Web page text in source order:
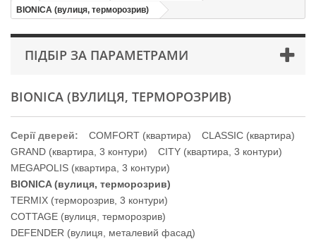
BIONICA (вулиця, терморозрив)
ПІДБІР ЗА ПАРАМЕТРАМИ
BIONICA (ВУЛИЦЯ, ТЕРМОРОЗРИВ)
Серії дверей: COMFORT (квартира)
CLASSIC (квартира)
GRAND (квартира, 3 контури)
CITY (квартира, 3 контури)
MEGAPOLIS (квартира, 3 контури)
BIONICA (вулиця, терморозрив)
TERMIX (терморозрив, 3 контури)
COTTAGE (вулиця, терморозрив)
DEFENDER (вулиця, металевий фасад)